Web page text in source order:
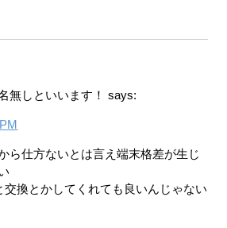
無しといいます！
says:
ら仕方ないとは言え端末格差が生じ
交換とかしてくれても良いんじゃない